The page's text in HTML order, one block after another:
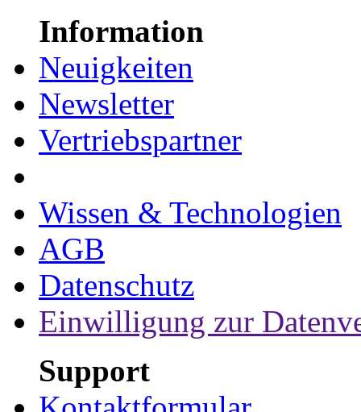
Information
Neuigkeiten
Newsletter
Vertriebspartner
Wissen & Technologien
AGB
Datenschutz
Einwilligung zur
Support